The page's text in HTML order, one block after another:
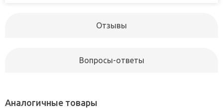
Отзывы
Вопросы-ответы
Аналогичные товары